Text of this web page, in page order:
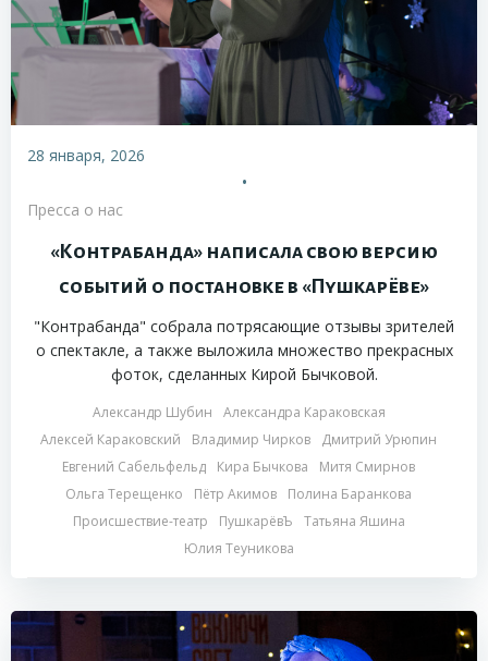
28 января, 2026
•
Пресса о нас
«Контрабанда» написала свою версию
событий о постановке в «Пушкарёве»
"Контрабанда" собрала потрясающие отзывы зрителей
о спектакле, а также выложила множество прекрасных
фоток, сделанных Кирой Бычковой.
Александр Шубин
Александра Караковская
Алексей Караковский
Владимир Чирков
Дмитрий Урюпин
Евгений Сабельфельд
Кира Бычкова
Митя Смирнов
Ольга Терещенко
Пётр Акимов
Полина Баранкова
Происшествие-театр
ПушкарёвЪ
Татьяна Яшина
Юлия Теуникова